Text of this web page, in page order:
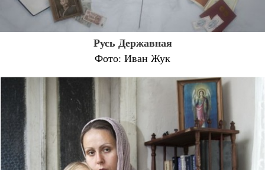
Русь Державная
Фото: Иван Жук